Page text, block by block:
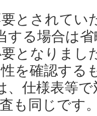
要とされてい
する場合は
となりまし
を確認する
、仕様表等
も同じです